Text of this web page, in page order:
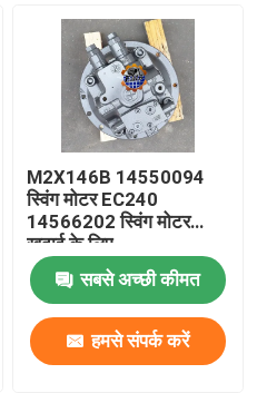
M2X146B 14550094
स्विंग मोटर EC240
14566202 स्विंग मोटर
खुदाई के लिए
सबसे अच्छी कीमत
हमसे संपर्क करें